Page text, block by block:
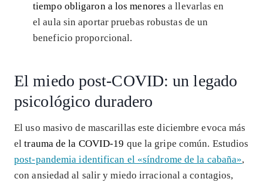
tiempo obligaron a los menores a llevarlas en
el aula sin aportar pruebas robustas de un
beneficio proporcional.
El miedo post-COVID: un legado
psicológico duradero
El uso masivo de mascarillas este diciembre evoca más
eltrauma de la COVID-19 que la gripe común. Estudios
post-pandemia identifican el «síndrome de la cabaña»,
con ansiedad al salir y miedo irracional a contagios,